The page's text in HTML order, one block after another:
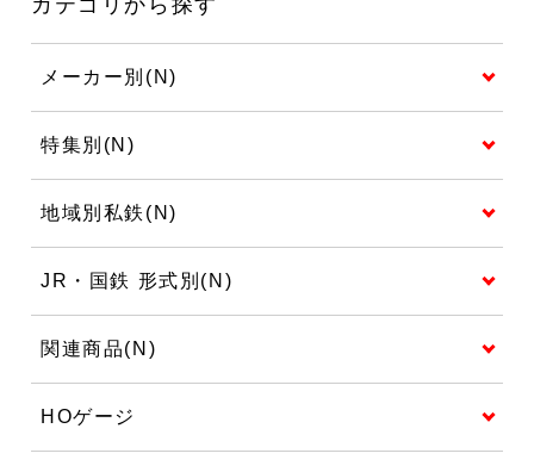
メーカー別(N)
特集別(N)
地域別私鉄(N)
JR・国鉄 形式別(N)
関連商品(N)
HOゲージ